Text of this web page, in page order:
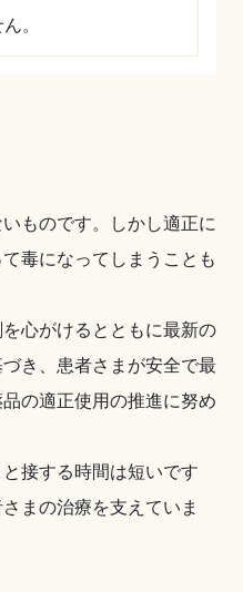
。
ものです。しかし適正に
毒になってしまうことも
心がけるとともに最新の
き、患者さまが安全で最
の適正使用の推進に努め
接する時間は短いです
まの治療を支えていま